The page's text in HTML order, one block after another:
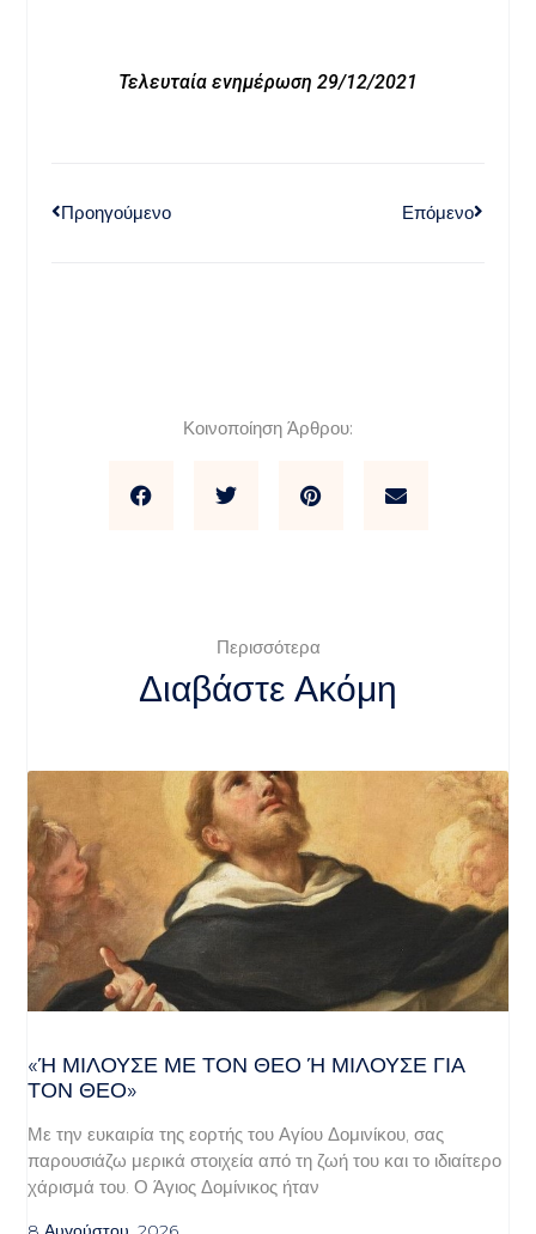
Τελευταία ενημέρωση 29/12/2021
Προηγούμενο Επόμενο
Κοινοποίηση Άρθρου:
Περισσότερα
Διαβάστε Ακόμη
«Ή ΜΙΛΟΎΣΕ ΜΕ ΤΟΝ ΘΕΌ Ή ΜΙΛΟΎΣΕ ΓΙΑ ΤΟ
Ν ΘΕΌ»
Με την ευκαιρία της εορτής του Αγίου Δομινίκου, σας
παρουσιάζω μερικά στοιχεία από τη ζωή του και το ιδιαίτερο
χάρισμά του. Ο Άγιος Δομίνικος ήταν